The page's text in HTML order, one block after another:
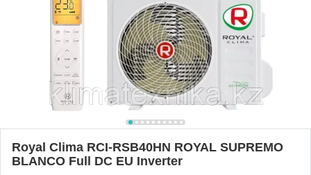
Royal Clima RCI-RSB40HN ROYAL SUPREMO
BLANCO Full DC EU Inverter